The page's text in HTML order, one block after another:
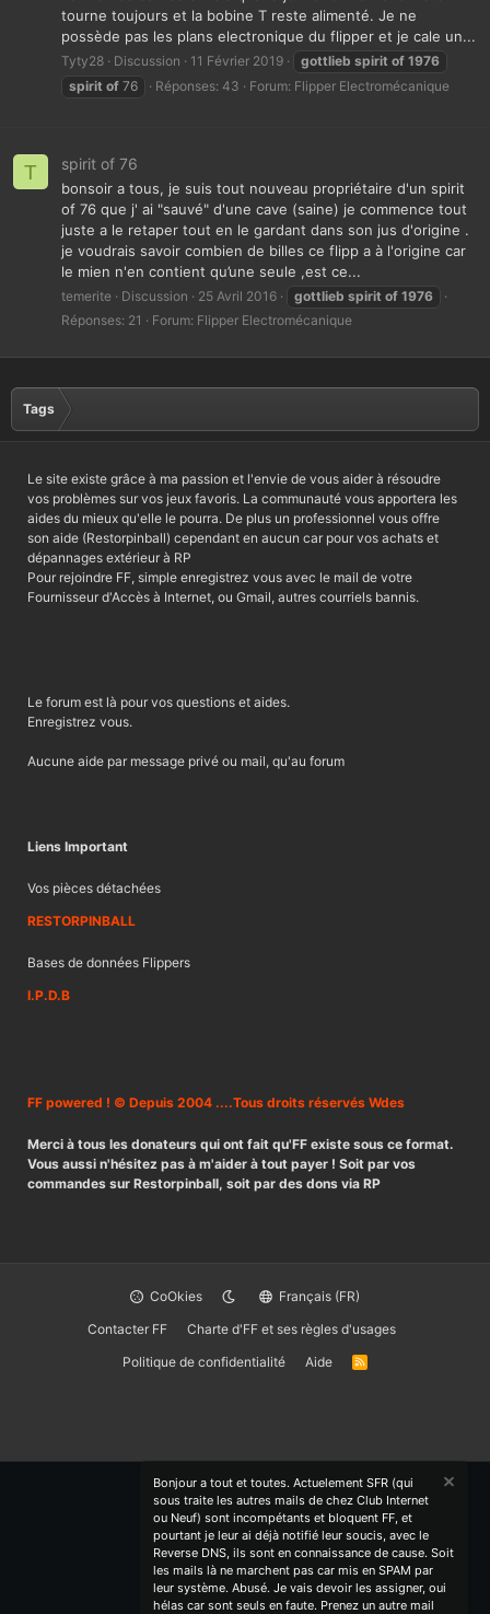
tourne toujours et la bobine T reste alimenté. Je ne
possède pas les plans electronique du flipper et je cale un...
Tyty28 Discussion 11 Février 2019 gottlieb spirit of 1976
spirit of 76 Réponses: 43 Forum: Flipper Electromécanique
T spirit of 76
bonsoir a tous, je suis tout nouveau propriétaire d'un spirit
of 76 que j' ai "sauvé" d'une cave (saine) je commence tout
juste a le retaper tout en le gardant dans son jus d'origine .
je voudrais savoir combien de billes ce flipp a à l'origine car
le mien n'en contient qu’une seule ,est ce...
temerite Discussion 25 Avril 2016 gottlieb spirit of 1976
Réponses: 21
Forum: Flipper Electromécanique
Tags
Le site existe grâce à ma passion et l'envie de vous aider à résoudre
vos problèmes sur vos jeux favoris. La communauté vous apportera les
aides du mieux qu'elle le pourra. De plus un professionnel vous offre
son aide (Restorpinball) cependant en aucun car pour vos achats et
dépannages extérieur à RP
Pour rejoindre FF, simple enregistrez vous avec le mail de votre
Fournisseur d'Accès à Internet, ou Gmail, autres courriels bannis.
Le forum est là pour vos questions et aides.
Enregistrez vous.
Aucune aide par message privé ou mail, qu'au forum
Liens Important
Vos pièces détachées
RESTORPINBALL
Bases de données Flippers
I.P.D.B
FF powered ! © Depuis 2004 ....Tous droits réservés Wdes
Merci à tous les donateurs qui ont fait qu'FF existe sous ce format.
Vous aussi n'hésitez pas à m'aider à tout payer ! Soit par vos
commandes sur Restorpinball, soit par des dons via RP
CoOkies
Français (FR)
Contacter FF
Charte d'FF et ses règles d'usages
Politique de confidentialité
Aide
R
Bonjour a tout et toutes. Actuelement SFR (qui
sous traite les autres mails de chez Club Internet
ou Neuf) sont incompétants et bloquent FF, et
pourtant je leur ai déjà notifié leur soucis, avec le
Reverse DNS, ils sont en connaissance de cause. Soit
les mails là ne marchent pas car mis en SPAM par
leur système. Abusé. Je vais devoir les assigner, oui
hélas car sont seuls en faute. Prenez un autre mail